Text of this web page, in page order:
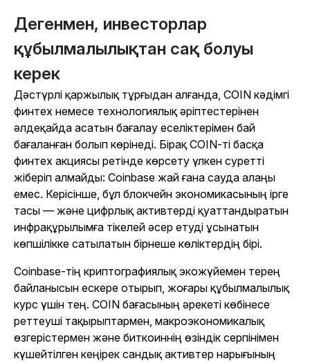
Дегенмен, инвесторлар
құбылмалылықтан сақ болуы
керек
Дәстүрлі қаржылық тұрғыдан алғанда, COIN кәдімгі
финтех немесе технологиялық әріптестерінен
әлдеқайда асатын бағалау еселіктерімен бай
бағаланған болып көрінеді. Бірақ COIN-ті басқа
финтех акциясы ретінде көрсету үлкен суретті
жіберіп алмайды: Coinbase жай ғана сауда алаңы
емес. Керісінше, бұл блокчейн экономикасының ірге
тасы — және цифрлық активтерді қуаттандыратын
инфрақұрылымға тікелей әсер етуді ұсынатын
көпшілікке сатылатын бірнеше көліктердің бірі.
Coinbase-тің криптографиялық экожүйемен терең
байланысын ескере отырып, жоғары құбылмалылық
курс үшін тең. COIN бағасының әрекеті көбінесе
реттеуші тақырыптармен, макроэкономикалық
өзгерістермен және биткоиннің өзіндік серпінімен
күшейтілген кеңірек сандық активтер нарығының